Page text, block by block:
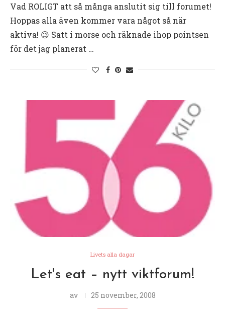
Vad ROLIGT att så många anslutit sig till forumet!
Hoppas alla även kommer vara något så när
aktiva! 😉 Satt i morse och räknade ihop pointsen
för det jag planerat …
Livets alla dagar
Let's eat – nytt viktforum!
av 25 november, 2008